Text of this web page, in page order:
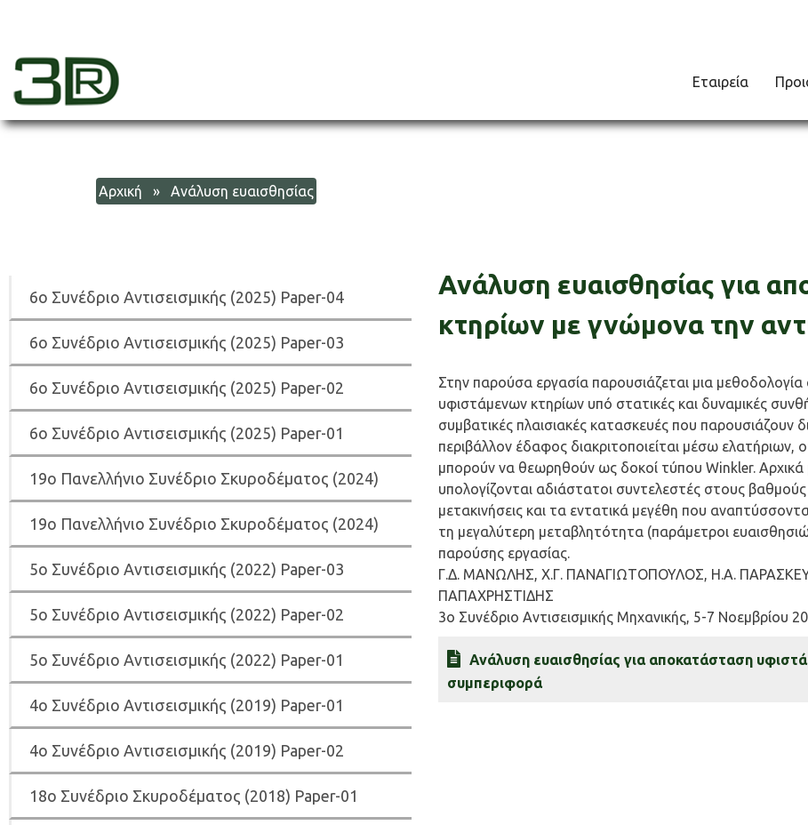
3dr
Εταιρεία
Αρχική » Ανάλυση ευαισθησίας
6ο Συνέδριο Αντισεισμικής (2025) Paper-04
6ο Συνέδριο Αντισεισμικής (2025) Paper-03
6ο Συνέδριο Αντισεισμικής (2025) Paper-02
6ο Συνέδριο Αντισεισμικής (2025) Paper-01
19ο Πανελλήνιο Συνέδριο Σκυροδέματος (2024)
19ο Πανελλήνιο Συνέδριο Σκυροδέματος (2024)
5ο Συνέδριο Αντισεισμικής (2022) Paper-03
5o Συνέδριο Αντισεισμικής (2022) Paper-02
5ο Συνέδριο Αντισεισμικής (2022) Paper-01
4ο Συνέδριο Αντισεισμικής (2019) Paper-01
4ο Συνέδριο Αντισεισμικής (2019) Paper-02
18ο Συνέδριο Σκυροδέματος (2018) Paper-01
Ανάλυση ευαισθησίας για
κτηρίων με γνώμονα την
Στην παρούσα εργασία παρουσιάζεται μια
υφιστάμενων κτηρίων υπό στατικές και δυναμικές
συμβατικές πλαισιακές κατασκευές που παρουσιάζουν
περιβάλλον έδαφος διακριτοποιείται μέσω
μπορούν να θεωρηθούν ως δοκοί τύπου Winkler. Αρχικά
υπολογίζονται αδιάστατοι συντελεστές στους
μετακινήσεις και τα εντατικά μεγέθη που
τη μεγαλύτερη μεταβλητότητα (παράμετροι
παρούσης εργασίας.
Γ.Δ. ΜΑΝΩΛΗΣ, Χ.Γ. ΠΑΝΑΓΙΩΤΟΠΟΥΛΟΣ, Η.Α.
ΠΑΠΑΧΡΗΣΤΙΔΗΣ
3o Συνέδριο Αντισεισμικής Μηχανικής, 5-7 Νοεμβρίου
Ανάλυση ευαισθησίας για αποκατάσταση
συμπεριφορά